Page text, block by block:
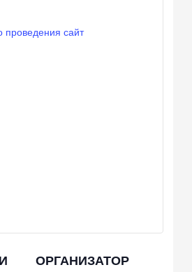
ОРГАНИЗАТОР
проведения сайт